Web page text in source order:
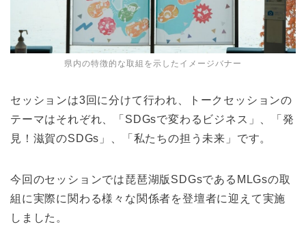
県内の特徴的な取組を示したイメージバナー
セッションは3回に分けて行われ、トークセッションの
テーマはそれぞれ、「SDGsで変わるビジネス」、「発
見！滋賀のSDGs」、「私たちの担う未来」です。
今回のセッションでは琵琶湖版SDGsであるMLGsの取
組に実際に関わる様々な関係者を登壇者に迎えて実施
しました。